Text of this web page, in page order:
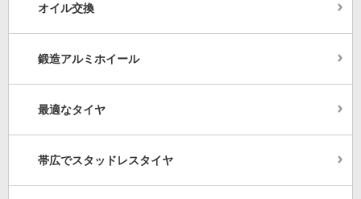
オイル交換
鍛造アルミホイール
最適なタイヤ
帯広でスタッドレスタイヤ